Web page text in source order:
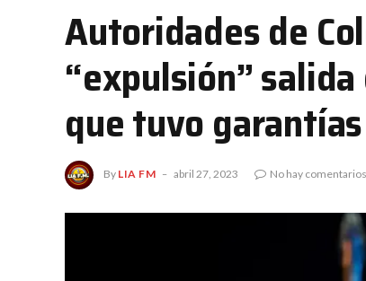
Autoridades de
“expulsión”
que tuvo garantías
By LIA FM abril 27, 2023 No hay comentarios